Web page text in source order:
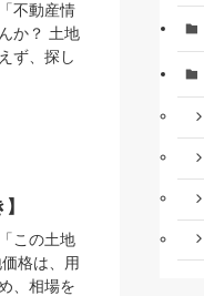
不動産情
か？ 土地
ず、探し
この土地
格は、用
、相場を